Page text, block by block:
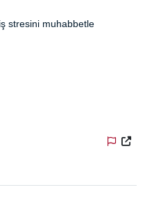
stresini muhabbetle